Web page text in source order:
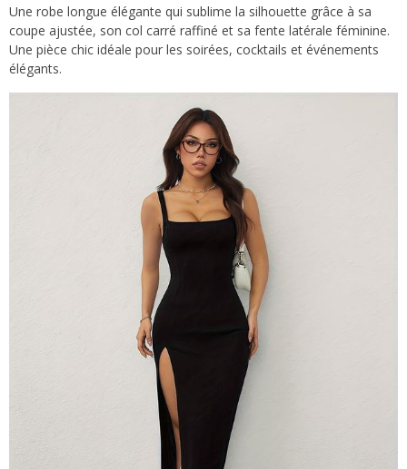
Une robe longue élégante qui sublime la silhouette grâce à sa
coupe ajustée, son col carré raffiné et sa fente latérale féminine.
Une pièce chic idéale pour les soirées, cocktails et événements
élégants.